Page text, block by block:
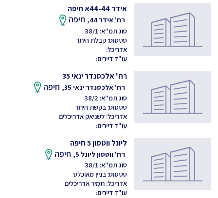
אידר 44-44א חיפה
רח' אידר 44, חיפה
סוג תמ"א: 38/1
סטטוס: קבלת היתר
אדריכל:
עו"ד דיירים:
רח' אלכסנדר ינאי 35
רח' אלכסנדר ינאי 35, חיפה
סוג תמ"א: 38/2
סטטוס: בקשת היתר
אדריכל: לשניאק אדריכלים
עו"ד דיירים:
ליונל ווטסון 5 חיפה
רח' ווטסון ליונל 5, חיפה
סוג תמ"א: 38/1
סטטוס: בניין מאוכלס
אדריכל: תמיר אדריכלים
עו"ד דיירים: